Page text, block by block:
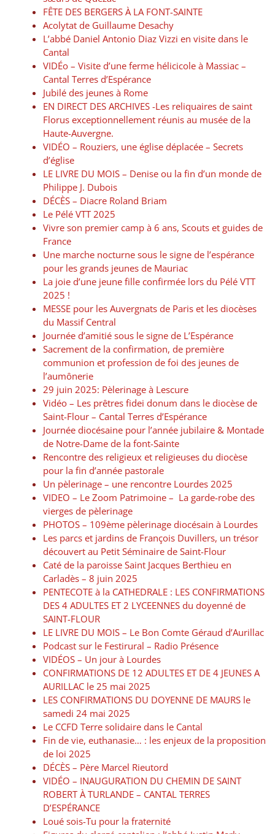
FÊTE DES BERGERS À LA FONT-SAINTE
Acolytat de Guillaume Desachy
L’abbé Daniel Antonio Diaz Vizzi en visite dans le
Cantal
VIDÉo – Visite d’une ferme hélicicole à Massiac –
Cantal Terres d’Espérance
Jubilé des jeunes à Rome
EN DIRECT DES ARCHIVES -Les reliquaires de saint
Florus exceptionnellement réunis au musée de la
Haute-Auvergne.
VIDÉO – Rouziers, une église déplacée – Secrets
d’église
LE LIVRE DU MOIS – Denise ou la fin d’un monde de
Philippe J. Dubois
DÉCÈS – Diacre Roland Briam
Le Pélé VTT 2025
Vivre son premier camp à 6 ans, Scouts et guides de
France
Une marche nocturne sous le signe de l’espérance
pour les grands jeunes de Mauriac
La joie d’une jeune fille confirmée lors du Pélé VTT
2025 !
MESSE pour les Auvergnats de Paris et les diocèses
du Massif Central
Journée d’amitié sous le signe de L’Espérance
Sacrement de la confirmation, de première
communion et profession de foi des jeunes de
l’aumônerie
29 juin 2025: Pèlerinage à Lescure
Vidéo – Les prêtres fidei donum dans le diocèse de
Saint-Flour – Cantal Terres d’Espérance
Journée diocésaine pour l’année jubilaire & Montade
de Notre-Dame de la font-Sainte
Rencontre des religieux et religieuses du diocèse
pour la fin d’année pastorale
Un pèlerinage – une rencontre Lourdes 2025
VIDEO – Le Zoom Patrimoine – La garde-robe des
vierges de pèlerinage
PHOTOS – 109ème pèlerinage diocésain à Lourdes
Les parcs et jardins de François Duvillers, un trésor
découvert au Petit Séminaire de Saint-Flour
Caté de la paroisse Saint Jacques Berthieu en
Carladès – 8 juin 2025
PENTECOTE à la CATHEDRALE : LES CONFIRMATIONS
DES 4 ADULTES ET 2 LYCEENNES du doyenné de
SAINT-FLOUR
LE LIVRE DU MOIS – Le Bon Comte Géraud d’Aurillac
Podcast sur le Festirural – Radio Présence
VIDÉOS – Un jour à Lourdes
CONFIRMATIONS DE 12 ADULTES ET DE 4 JEUNES A
AURILLAC le 25 mai 2025
LES CONFIRMATIONS DU DOYENNE DE MAURS le
samedi 24 mai 2025
Le CCFD Terre solidaire dans le Cantal
Fin de vie, euthanasie… : les enjeux de la proposition
de loi 2025
DÉCÈS – Père Marcel Rieutord
VIDÉO – INAUGURATION DU CHEMIN DE SAINT
ROBERT À TURLANDE – CANTAL TERRES
D’ESPÉRANCE
Loué sois-Tu pour la fraternité